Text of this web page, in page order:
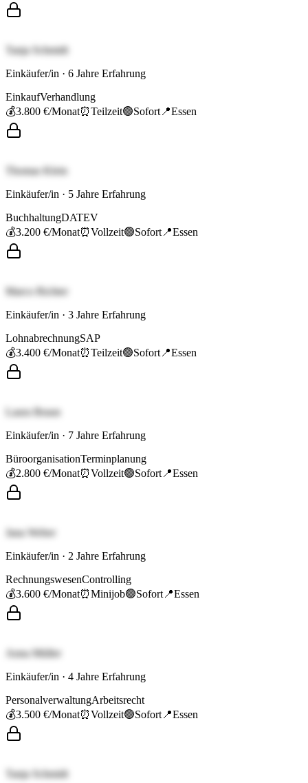
Tanja Schmidt
Einkäufer/in · 6 Jahre Erfahrung
EinkaufVerhandlung
💰3.800 €/Monat⏰Teilzeit🟢Sofort 📍Essen
Thomas Klein
Einkäufer/in · 5 Jahre Erfahrung
BuchhaltungDATEV
💰3.200 €/Monat⏰Vollzeit🟢Sofort 📍Essen
Marco Richter
Einkäufer/in · 3 Jahre Erfahrung
LohnabrechnungSAP
💰3.400 €/Monat⏰Teilzeit🟢Sofort 📍Essen
Laura Braun
Einkäufer/in · 7 Jahre Erfahrung
BüroorganisationTerminplanung
💰2.800 €/Monat⏰Vollzeit🟢Sofort 📍Essen
Jana Weber
Einkäufer/in · 2 Jahre Erfahrung
RechnungswesenControlling
💰3.600 €/Monat⏰Minijob🟢Sofort 📍Essen
Anna Müller
Einkäufer/in · 4 Jahre Erfahrung
PersonalverwaltungArbeitsrecht
💰3.500 €/Monat⏰Vollzeit🟢Sofort 📍Essen
Tanja Schmidt